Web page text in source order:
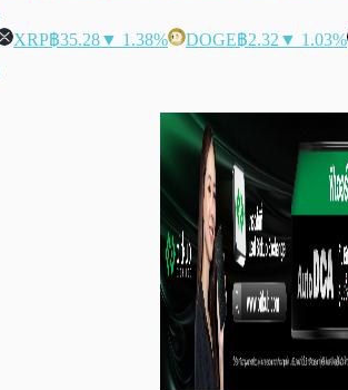
XRP฿35.28▼ 1.38% DOGE฿2.32 ▼ 1.03%